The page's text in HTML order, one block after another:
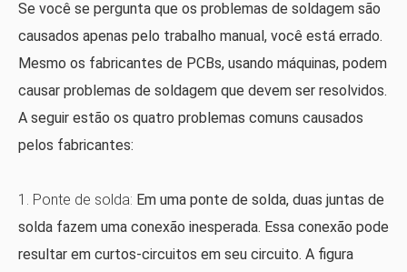
Se você se pergunta que os problemas de soldagem são
causados ​​apenas pelo trabalho manual, você está errado.
Mesmo os fabricantes de PCBs, usando máquinas, podem
causar problemas de soldagem que devem ser resolvidos.
A seguir estão os quatro problemas comuns causados ​​
pelos fabricantes:
1. Ponte de solda: Em uma ponte de solda, duas juntas de
solda fazem uma conexão inesperada. Essa conexão pode
resultar em curtos-circuitos em seu circuito. A figura